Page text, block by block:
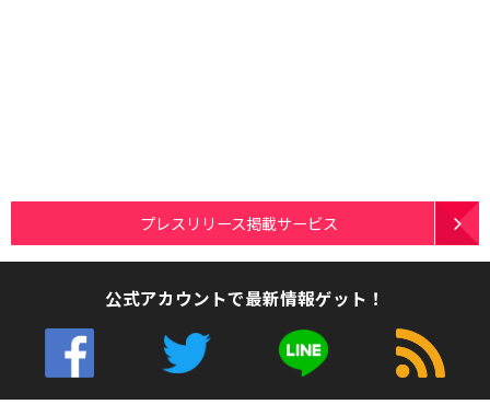
プレスリリース掲載サービス
公式アカウントで最新情報ゲット！